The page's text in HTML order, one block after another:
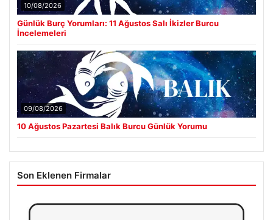
10/08/2026
Günlük Burç Yorumları: 11 Ağustos Salı İkizler Burcu
İncelemeleri
09/08/2026
10 Ağustos Pazartesi Balık Burcu Günlük Yorumu
Son Eklenen Firmalar